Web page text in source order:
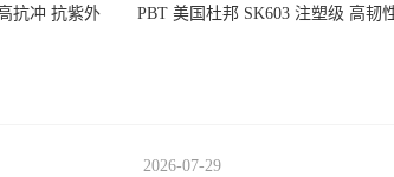
抗冲 抗紫外
PBT 美国杜邦 SK603 注塑级 高韧
2026-07-29